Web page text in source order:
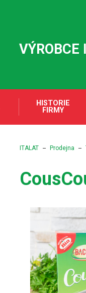
VÝROBCE
HISTORIE
FIRMY
ITALAT Prodejna